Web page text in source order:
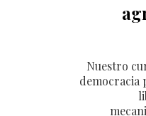
Nuestro
democracia